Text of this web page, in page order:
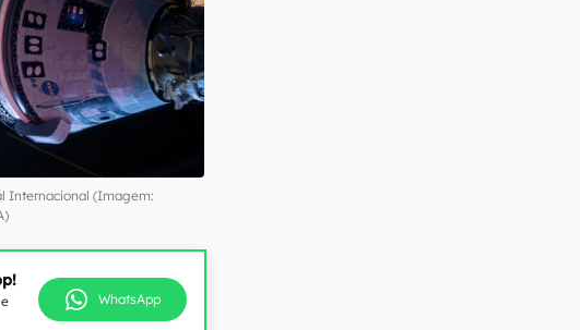
Internacional (Imagem:
WhatsApp